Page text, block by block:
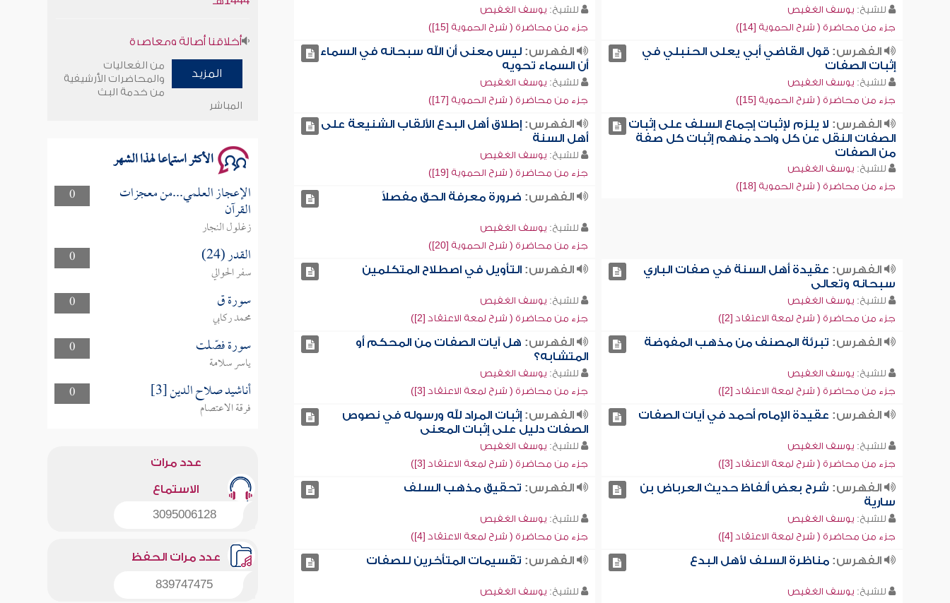
للشيخ: يوسف الغفيص
جزء من محاضرة ( شرح الحموية [14])
للشيخ: يوسف الغفيص
جزء من محاضرة ( شرح الحموية [15])
الفهرس:قول القاضي أبي يعلى الحنبلي في
إثبات الصفات
للشيخ: يوسف الغفيص
جزء من محاضرة ( شرح الحموية [15])
الفهرس: ليس معنى أن الله سبحانه في السماء
أن السماء تحويه
للشيخ: يوسف الغفيص
جزء من محاضرة ( شرح الحموية [17])
الفهرس: لا يلزم لإثبات إجماع السلف على إثبات
الصفات النقل عن كل واحد منهم إثبات كل صفة
من الصفات
للشيخ: يوسف الغفيص
جزء من محاضرة ( شرح الحموية [18])
الفهرس: إطلاق أهل البدع الألقاب الشنيعة على
أهل السنة
للشيخ: يوسف الغفيص
جزء من محاضرة ( شرح الحموية [19])
الفهرس: ضرورة معرفة الحق مفصلاً
للشيخ: يوسف الغفيص
جزء من محاضرة ( شرح الحموية [20])
الفهرس: عقيدة أهل السنة في صفات الباري
سبحانه وتعالى
للشيخ: يوسف الغفيص
جزء من محاضرة ( شرح لمعة الاعتقاد [2])
الفهرس: التأويل في اصطلاح المتكلمين
للشيخ: يوسف الغفيص
جزء من محاضرة ( شرح لمعة الاعتقاد [2])
الفهرس: تبرئة المصنف من مذهب المفوضة
للشيخ: يوسف الغفيص
جزء من محاضرة ( شرح لمعة الاعتقاد [2])
الفهرس: هل آيات الصفات من المحكم أو
المتشابه؟
للشيخ: يوسف الغفيص
جزء من محاضرة ( شرح لمعة الاعتقاد [3])
الفهرس: عقيدة الإمام أحمد في آيات الصفات
للشيخ: يوسف الغفيص
جزء من محاضرة ( شرح لمعة الاعتقاد [3])
الفهرس: إثبات المراد لله ورسوله في نصوص
الصفات دليل على إثبات المعنى
للشيخ: يوسف الغفيص
جزء من محاضرة ( شرح لمعة الاعتقاد [3])
الفهرس: شرح بعض ألفاظ حديث العرباض بن
سارية
للشيخ: يوسف الغفيص
جزء من محاضرة ( شرح لمعة الاعتقاد [4])
الفهرس: تحقيق مذهب السلف
للشيخ: يوسف الغفيص
جزء من محاضرة ( شرح لمعة الاعتقاد [4])
الفهرس:مناظرة السلف لأهل البدع
للشيخ: يوسف الغفيص
الفهرس: تقسيمات المتأخرين للصفات
للشيخ: يوسف الغفيص
سلسلة محاضرات نفحات رمضانية
1444هـ
المزيد
من الفعاليات
والمحاضرات الأرشيفية
من خدمة البث
المباشر
الأكثر استماعا لهذا الشهر
0 الإعجاز العلمي...من معجزات
القرآن
زغلول النجار
0
القدر (24)
سفر الحوالي
0
سورة ق
محمد ركابي
0
سورة فصّلت
ياسر سلامة
0
أناشيد صلاح الدين [3]
فرقة الاعتصام
عدد مرات
الاستماع
3095006128
عدد مرات الحفظ
839747475